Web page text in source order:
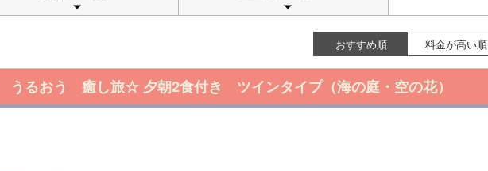
おすすめ順 料金が高い順
るおう 癒し旅☆ 夕朝2食付き ツインタイプ（海の庭・空の花）